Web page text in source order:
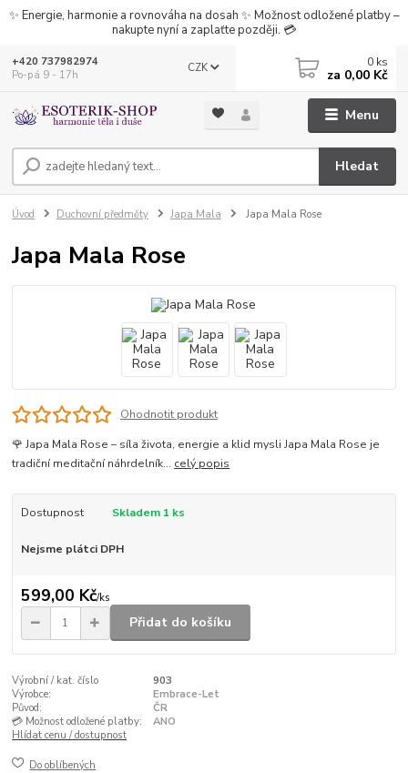
✨ Energie, harmonie a rovnováha na dosah ✨ Možnost odložené platby –
nakupte nyní a zaplaťte později. 💳
Menu
CZK
Hledat
+420 737982974
Po-pá 9 - 17h
0 ks
za 0,00 Kč
Úvod Duchovní předměty Japa Mala Japa Mala Rose
Japa Mala Rose
Ohodnotit produkt
🌹 Japa Mala Rose – síla života, energie a klid mysli Japa Mala Rose je
tradiční meditační náhrdelník... celý popis
Dostupnost Skladem 1 ks
Nejsme plátci DPH
599,00 Kč/ks
Přidat do košíku
Výrobní / kat. číslo
903
Výrobce:
Embrace-Let
Původ:
ČR
💳 Možnost odložené platby:
ANO
Hlídat cenu / dostupnost
Do oblíbených